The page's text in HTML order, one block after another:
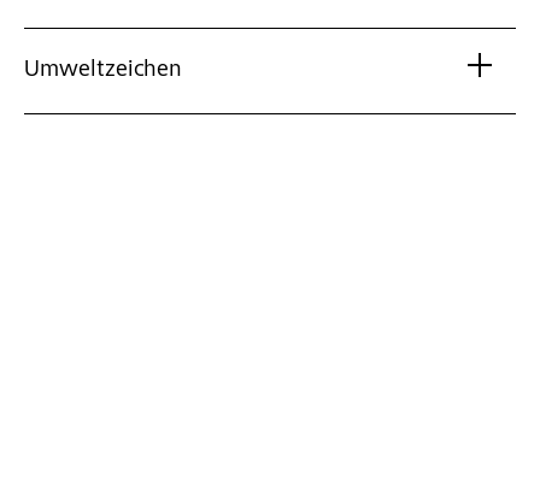
Umweltzeichen